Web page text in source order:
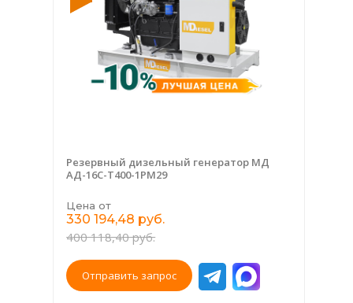
Резервный дизельный генератор МД
АД-16С-Т400-1РМ29
Цена от
330 194,48 руб.
400 118,40 руб.
Отправить запрос